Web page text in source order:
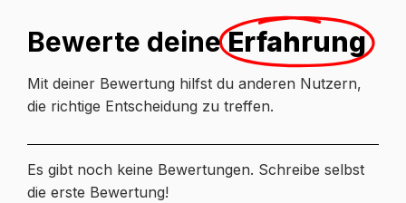
Bewerte deineErfahrung
Mit deiner Bewertung hilfst du anderen Nutzern,
die richtige Entscheidung zu treffen.
Es gibt noch keine Bewertungen. Schreibe selbst
die erste Bewertung!